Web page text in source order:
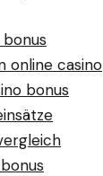
online casino
bonus